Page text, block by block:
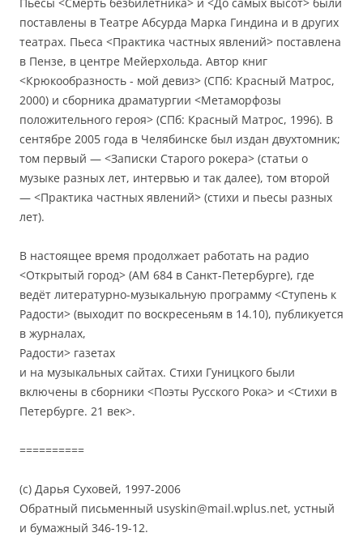
поставлены в Театре Абсурда Марка Гиндина и в других
театрах. Пьеса <Практика частных явлений> поставлена
в Пензе, в центре Мейерхольда. Автор книг
<Крюкообразность - мой девиз> (СПб: Красный Матрос,
2000) и сборника драматургии <Метаморфозы
положительного героя> (СПб: Красный Матрос, 1996). В
сентябре 2005 года в Челябинске был издан двухтомник;
том первый — <Записки Старого рокера> (статьи о
музыке разных лет, интервью и так далее), том второй
— <Практика частных явлений> (стихи и пьесы разных
лет).
В настоящее время продолжает работать на радио
<Открытый город> (АМ 684 в Санкт-Петербурге), где
ведёт литературно-музыкальную программу <Ступень к
Радости> (выходит по воскресеньям в 14.10), публикуется
в журналах,
Радости> газетах
и на музыкальных сайтах. Стихи Гуницкого были
включены в сборники <Поэты Русского Рока> и <Стихи в
Петербурге. 21 век>.
==========
(с) Дарья Суховей, 1997-2006
Обратный письменный usyskin@mail.wplus.net, устный
и бумажный 346-19-12.